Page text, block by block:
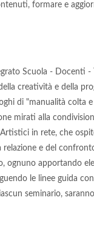
formare e
Scuola - Docenti
creatività e della
di "manualità colta
mirati alla
in rete, che
relazione e del
ognuno apportando
le linee guida
seminario,